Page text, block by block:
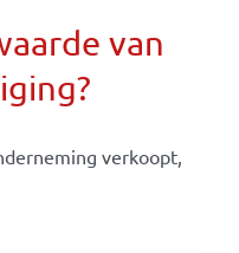
van
verkoopt,